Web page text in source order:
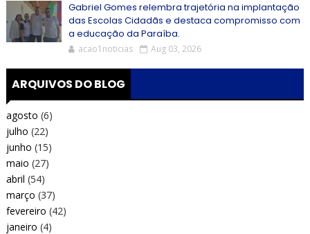
Gabriel Gomes relembra trajetória na implantação
das Escolas Cidadãs e destaca compromisso com
a educação da Paraíba.
acao1noticias Aug 03, 2026
ARQUIVOS DO BLOG
agosto (6)
julho (22)
junho (15)
maio (27)
abril (54)
março (37)
fevereiro (42)
janeiro (4)